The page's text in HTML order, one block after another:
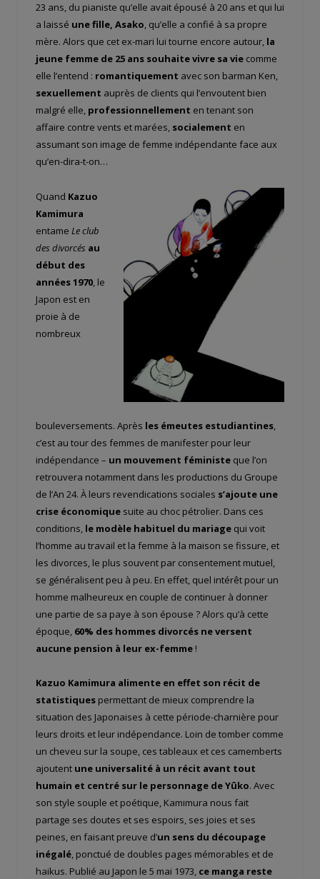
23 ans, du pianiste qu’elle avait épousé à 20 ans et qui lui
a laissé une fille, Asako, qu’elle a confié à sa propre
mère. Alors que cet ex-mari lui tourne encore autour, la
jeune femme de 25 ans souhaite vivre sa vie comme
elle l’entend : romantiquement avec son barman Ken,
sexuellement auprès de clients qui l’envoutent bien
malgré elle, professionnellement en tenant son
affaire contre vents et marées, socialement en
assumant son image de femme indépendante face aux
qu’en-dira-t-on…
Quand Kazuo
Kamimura
entame Le club
des divorcés au
début des
années 1970, le
Japon est en
proie à de
nombreux
bouleversements. Après les émeutes estudiantines,
c’est au tour des femmes de manifester pour leur
indépendance – un mouvement féministe que l’on
retrouvera notamment dans les productions du Groupe
de l’An 24. À leurs revendications sociales s’ajoute une
crise économique suite au choc pétrolier. Dans ces
conditions, le modèle habituel du mariage qui voit
l’homme au travail et la femme à la maison se fissure, et
les divorces, le plus souvent par consentement mutuel,
se généralisent peu à peu. En effet, quel intérêt pour un
homme malheureux en couple de continuer à donner
une partie de sa paye à son épouse ? Alors qu’à cette
époque, 60% des hommes divorcés ne versent
aucune pension à leur ex-femme !
Kazuo Kamimura alimente en effet son récit de
statistiques permettant de mieux comprendre la
situation des Japonaises à cette période-charnière pour
leurs droits et leur indépendance. Loin de tomber comme
un cheveu sur la soupe, ces tableaux et ces camemberts
ajoutent une universalité à un récit avant tout
humain et centré sur le personnage de Yûko. Avec
son style souple et poétique, Kamimura nous fait
partage ses doutes et ses espoirs, ses joies et ses
peines, en faisant preuve d’un sens du découpage
inégalé, ponctué de doubles pages mémorables et de
haikus. Publié au Japon le 5 mai 1973, ce manga reste